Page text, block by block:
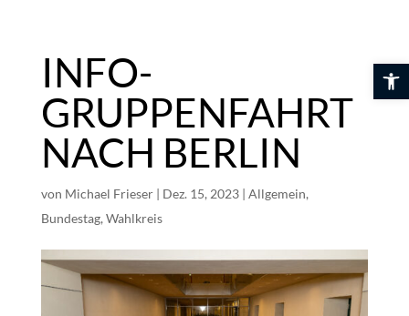
INFO-
GRUPPENFAHRT
NACH BERLIN
von Michael Frieser| Dez. 15, 2023| Allgemein,
Bundestag, Wahlkreis